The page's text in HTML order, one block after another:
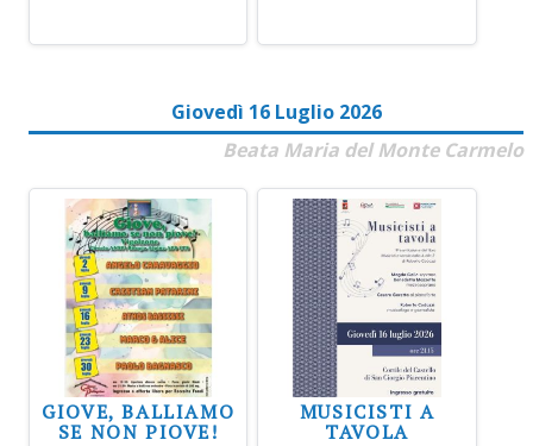
Giovedì 16 Luglio 2026
Beata Maria del Monte Carmelo
GIOVE, BALLIAMO
SE NON PIOVE!
MUSICISTI A
TAVOLA